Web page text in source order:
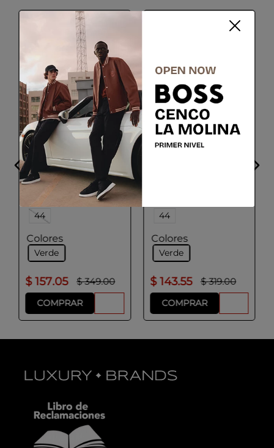
GEOX
W BETTANIE T
Talla
42
44
Colores
Verde
$ 157.05 $ 349.00
COMPRAR
GEOX
W SPHERICA V
44
Colores
Verde
$ 143.55 $ 319.00
COMPRAR